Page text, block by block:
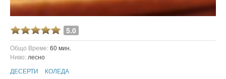
5.0
Общо Време:60 мин.
Ниво: лесно
ДЕСЕРТИ
КОЛЕДА